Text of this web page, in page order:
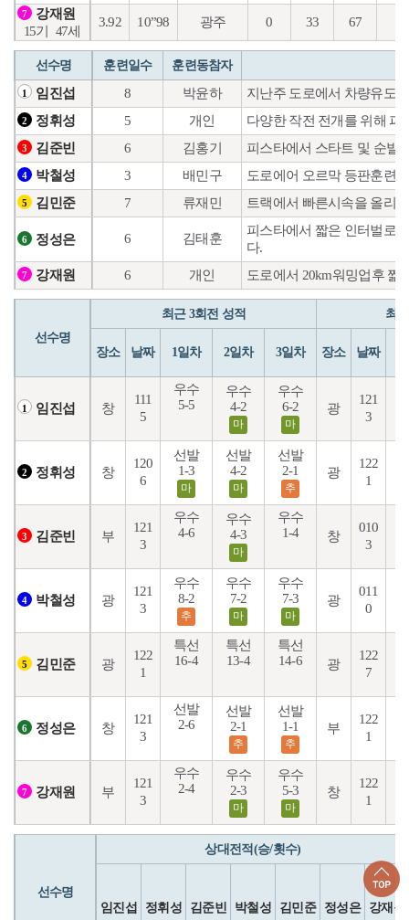
7
강재원
15기
47세
3.92 10”98 광주 0 33 67
선수명 훈련일수 훈련동참자
1 임진섭 8 박윤하 지난주 도로에서 차량유도
2 정휘성 5 개인 다양한 작전 전개를 위해 피
3 김준빈 6 김홍기 피스타에서 스타트 및 순발
4 박철성 3 배민구 도로에어 오르막 등판훈련
5 김민준 7 류재민 트랙에서 빠른시속을 올리
6 정성은 6 김태훈
피스타에서 짧은 인터벌로
다.
7 강재원 6 개인 도로에서 20km워밍업후 짧
선수명
최근 3회전 성적 최
장소 날짜 1일차 2일차 3일차 장소 날짜
1 임진섭 창
111
5
우수
5-5
우수
4-2
마
우수
6-2
마
광
121
3
2 정휘성 창
120
6
선발
1-3
마
선발
4-2
마
선발
2-1
추
광
122
1
3 김준빈 부
121
3
우수
4-6
우수
4-3
마
우수
1-4
창
010
3
4 박철성 광
121
3
우수
8-2
추
우수
7-2
마
우수
7-3
마
광
011
0
5 김민준 광
122
1
특선
16-4
특선
13-4
특선
14-6
광
122
7
6 정성은 창
121
3
선발
2-6
선발
2-1
추
선발
1-1
추
부
122
1
7 강재원 부
121
3
우수
2-4
우수
2-3
마
우수
5-3
마
창
122
1
선수명
상대전적(승/횟수)
임진섭 정휘성 김준빈 박철성 김민준 정성은 강재원